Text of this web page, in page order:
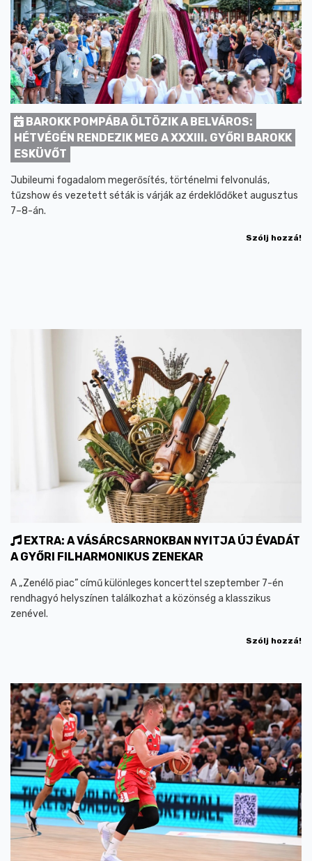
BAROKK POMPÁBA ÖLTÖZIK A BELVÁROS:
HÉTVÉGÉN RENDEZIK MEG A XXXIII. GYŐRI BAROKK
ESKÜVŐT
Jubileumi fogadalom megerősítés, történelmi felvonulás,
tűzshow és vezetett séták is várják az érdeklődőket augusztus
7–8-án.
Szólj hozzá!
EXTRA: A VÁSÁRCSARNOKBAN NYITJA ÚJ ÉVADÁT
A GYŐRI FILHARMONIKUS ZENEKAR
A „Zenélő piac” című különleges koncerttel szeptember 7-én
rendhagyó helyszínen találkozhat a közönség a klasszikus
zenével.
Szólj hozzá!